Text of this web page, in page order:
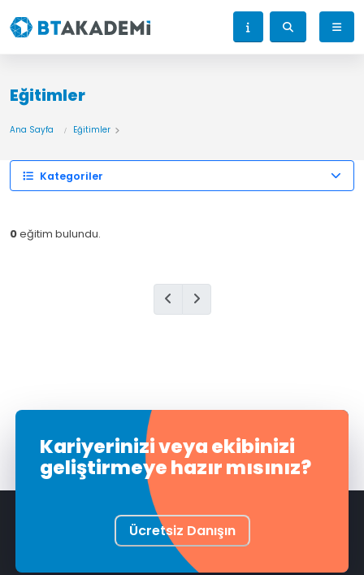
Eğitimler
Ana Sayfa Eğitimler
Kategoriler
0eğitim bulundu.
Kariyerinizi veya ekibinizi
geliştirmeye hazır mısınız?
Ücretsiz Danışın